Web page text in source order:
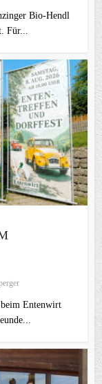
Bio-Hendl
Für...
Entenwirt